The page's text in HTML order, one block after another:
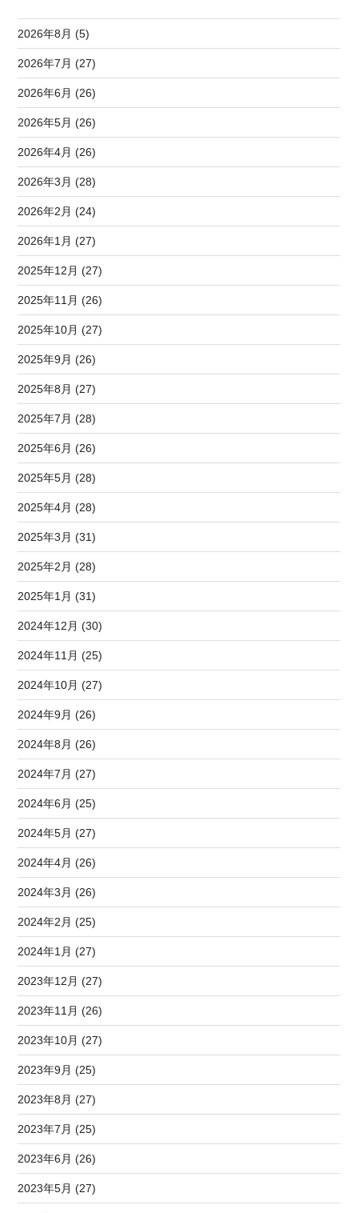
2026年8月 (5)
2026年7月 (27)
2026年6月 (26)
2026年5月 (26)
2026年4月 (26)
2026年3月 (28)
2026年2月 (24)
2026年1月 (27)
2025年12月 (27)
2025年11月 (26)
2025年10月 (27)
2025年9月 (26)
2025年8月 (27)
2025年7月 (28)
2025年6月 (26)
2025年5月 (28)
2025年4月 (28)
2025年3月 (31)
2025年2月 (28)
2025年1月 (31)
2024年12月 (30)
2024年11月 (25)
2024年10月 (27)
2024年9月 (26)
2024年8月 (26)
2024年7月 (27)
2024年6月 (25)
2024年5月 (27)
2024年4月 (26)
2024年3月 (26)
2024年2月 (25)
2024年1月 (27)
2023年12月 (27)
2023年11月 (26)
2023年10月 (27)
2023年9月 (25)
2023年8月 (27)
2023年7月 (25)
2023年6月 (26)
2023年5月 (27)